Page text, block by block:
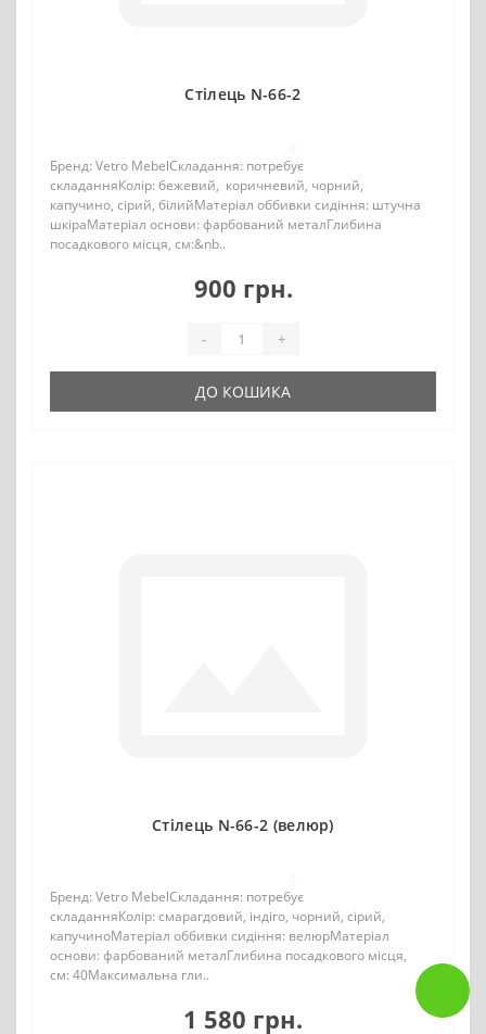
Стілець N-66-2
Бренд: Vetro MebelСкладання: потребує
складанняКолір: бежевий, коричневий, чорний,
капучино, сірий, білийМатеріал оббивки сидіння: штучна
шкіраМатеріал основи: фарбований металГлибина
посадкового місця, см:&nb..
900 грн.
- +
ДО КОШИКА
Стілець N-66-2 (велюр)
Бренд: Vetro MebelСкладання: потребує
складанняКолір: смарагдовий, індіго, чорний, сірий,
капучиноМатеріал оббивки сидіння: велюрМатеріал
основи: фарбований металГлибина посадкового місця,
см: 40Максимальна гли..
1 580 грн.